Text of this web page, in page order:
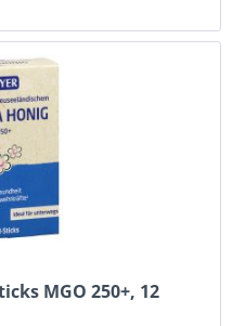
MGO 250+, 12